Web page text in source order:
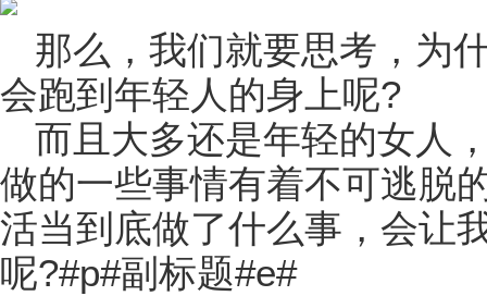
那么，我们就要思考，为
会跑到年轻人的身上呢?
而且大多还是年轻的女人
做的一些事情有着不可逃脱
活当到底做了什么事，会让
呢?#p#副标题#e#